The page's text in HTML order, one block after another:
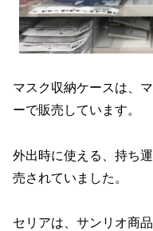
マスク収納ケースは、
ーで販売しています。
外出時に使える、持ち
売されていました。
セリアは、サンリオ商